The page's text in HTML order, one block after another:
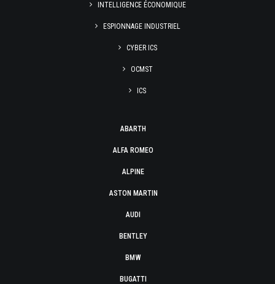
INTELLIGENCE ÉCONOMIQUE
ESPIONNAGE INDUSTRIEL
CYBER ICS
OCMST
ICS
ABARTH
ALFA ROMEO
ALPINE
ASTON MARTIN
AUDI
BENTLEY
BMW
BUGATTI